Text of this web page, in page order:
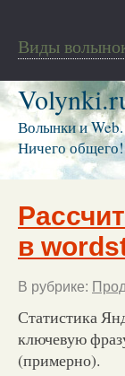
Виды
Волынки и Web.
Ничего
в
В рубрике:
Статистика
ключевую
(примерно).